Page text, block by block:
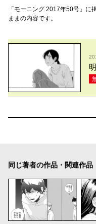
「モーニング 2017年50号」
ままの内容です。
同じ著者の作品・関連作品